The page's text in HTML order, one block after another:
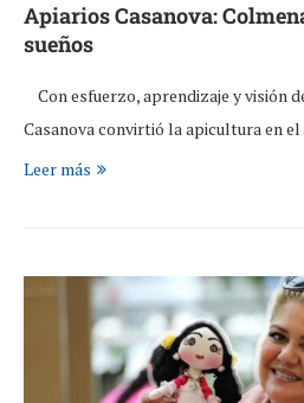
Apiarios Casanova:
sueños
Con esfuerzo, aprendizaje y visión
Casanova convirtió la apicultura en
Leer más